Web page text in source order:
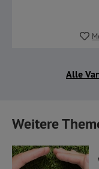
Alle
Weitere